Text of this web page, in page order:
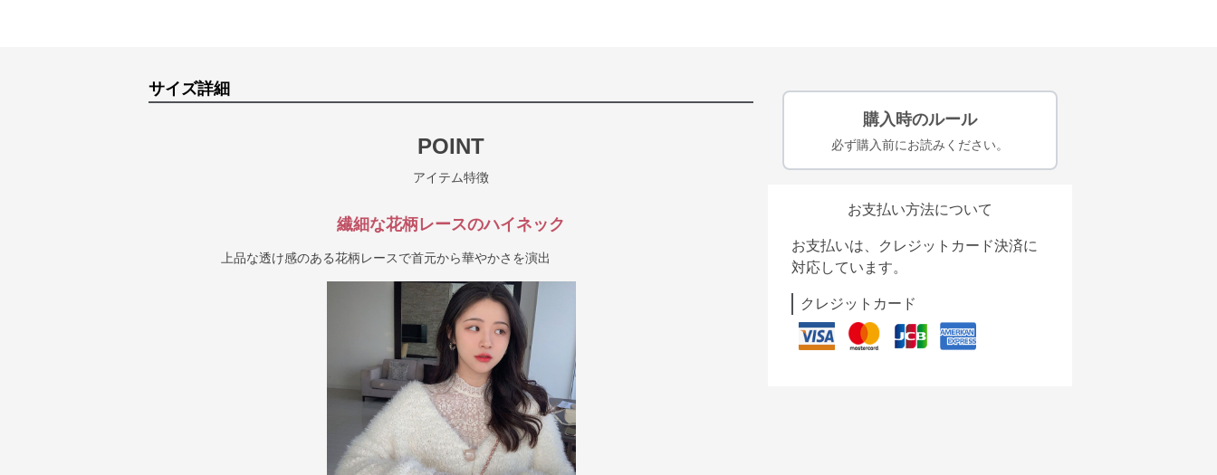
サイズ詳細
POINT
アイテム特徴
繊細な花柄レースのハイネック
上品な透け感のある花柄レースで首元から華やかさを演出
購入時のルール
必ず購入前にお読みください。
お支払い方法について
お支払いは、クレジットカード決済に
対応しています。
クレジットカード